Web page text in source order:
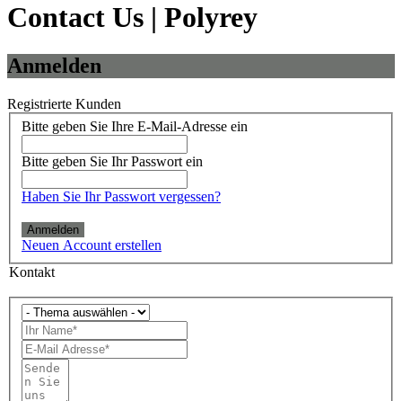
Contact Us | Polyrey
Anmelden
Registrierte Kunden
Bitte geben Sie Ihre E-Mail-Adresse ein
Bitte geben Sie Ihr Passwort ein
Haben Sie Ihr Passwort vergessen?
Anmelden
Neuen Account erstellen
Kontakt